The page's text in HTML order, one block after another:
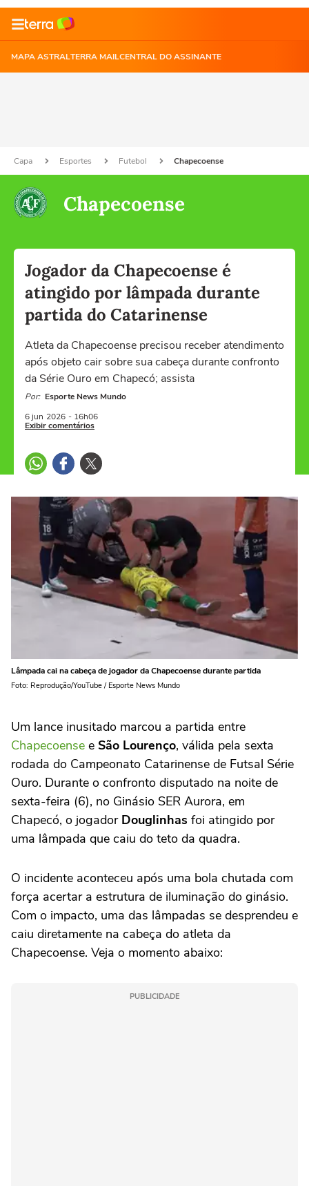
MAPA ASTRALTERRA MAILCENTRAL DO ASSINANTE
Capa Esportes Futebol Chapecoense
Chapecoense
Jogador da Chapecoense é
atingido por lâmpada durante
partida do Catarinense
Atleta da Chapecoense precisou receber atendimento
após objeto cair sobre sua cabeça durante confronto
da Série Ouro em Chapecó; assista
Por: Esporte News Mundo
6 jun 2026 - 16h06
Exibir comentários
Lâmpada cai na cabeça de jogador da Chapecoense durante partida
Foto: Reprodução/YouTube / Esporte News Mundo
Um lance inusitado marcou a partida entre
Chapecoense e São Lourenço, válida pela sexta
rodada do Campeonato Catarinense de Futsal Série
Ouro. Durante o confronto disputado na noite de
sexta-feira (6), no Ginásio SER Aurora, em
Chapecó, o jogador Douglinhas foi atingido por
uma lâmpada que caiu do teto da quadra.
O incidente aconteceu após uma bola chutada com
força acertar a estrutura de iluminação do ginásio.
Com o impacto, uma das lâmpadas se desprendeu e
caiu diretamente na cabeça do atleta da
Chapecoense. Veja o momento abaixo:
PUBLICIDADE